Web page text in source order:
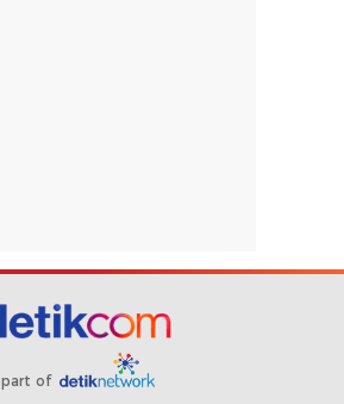
part of